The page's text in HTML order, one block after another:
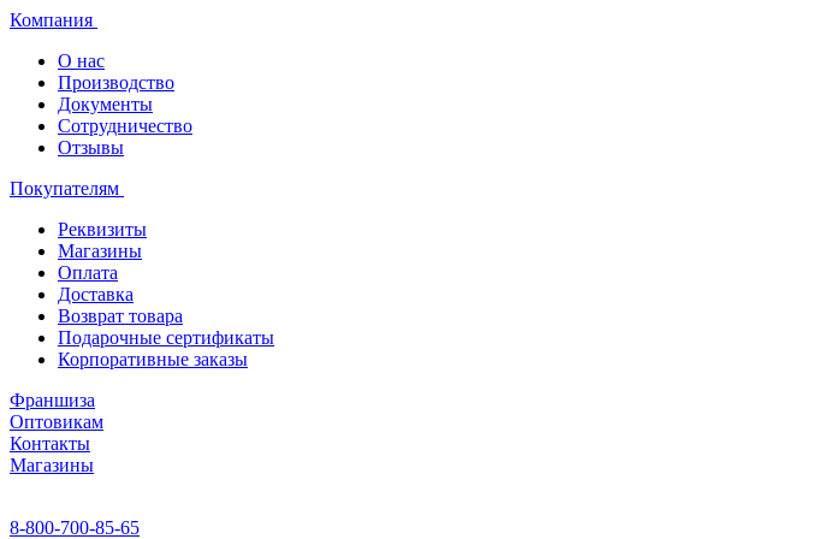
Компания
О нас
Производство
Документы
Сотрудничество
Отзывы
Покупателям
Реквизиты
Магазины
Оплата
Доставка
Возврат товара
Подарочные сертификаты
Корпоративные заказы
Франшиза
Оптовикам
Контакты
Магазины
8-800-700-85-65